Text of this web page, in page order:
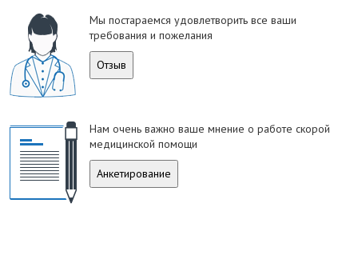
Мы постараемся удовлетворить все ваши
требования и пожелания
Отзыв
Нам очень важно ваше мнение о работе скорой
медицинской помощи
Анкетирование